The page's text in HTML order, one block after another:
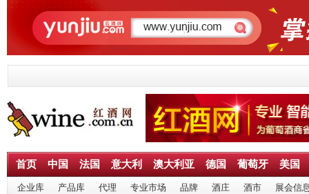
首页 中国 法国 意大利 澳大利亚 德国 葡萄牙 美国
企业库 产品库 代理 专业市场 品牌 酒庄 酒市 展会信